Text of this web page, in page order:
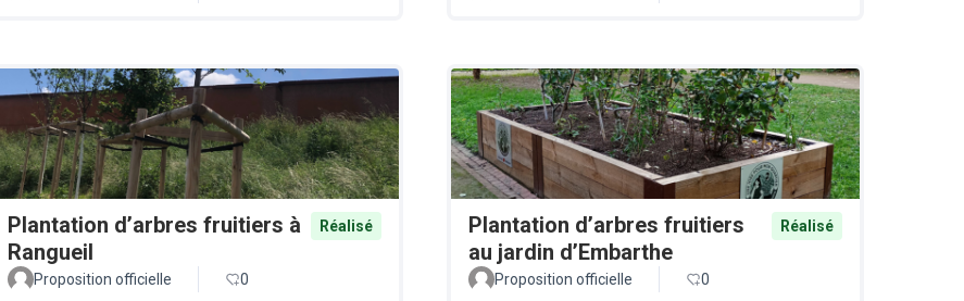
Plantation d’arbres fruitiers à
Rangueil
Réalisé
Proposition officielle 0
Plantation d’arbres fruitiers
au jardin d’Embarthe
Réalisé
Proposition officielle 0